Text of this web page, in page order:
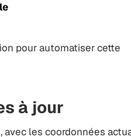
pour automatiser cette
à jour
avec les coordonnées